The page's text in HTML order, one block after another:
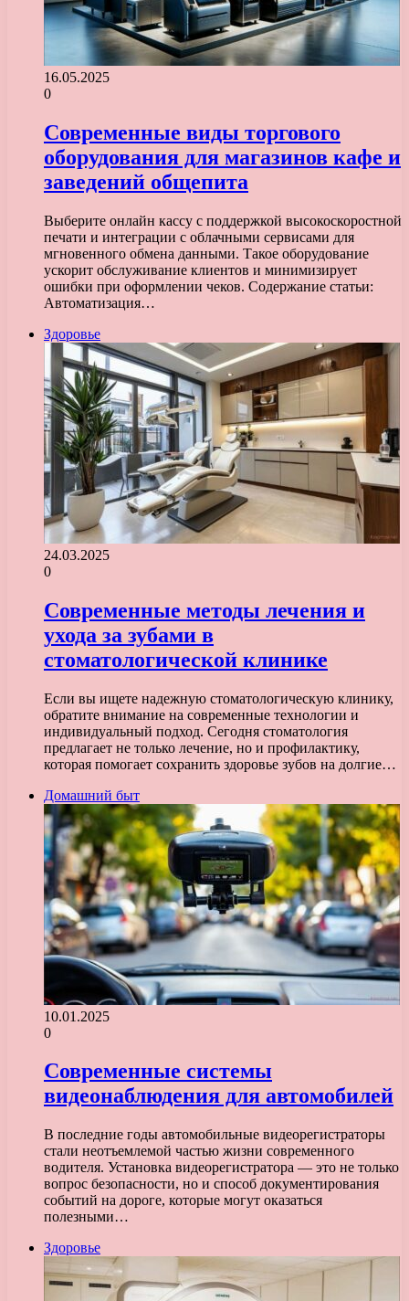
16.05.2025
0
Современные виды торгового
оборудования для магазинов кафе и
заведений общепита
Выберите онлайн кассу с поддержкой высокоскоростной
печати и интеграции с облачными сервисами для
мгновенного обмена данными. Такое оборудование
ускорит обслуживание клиентов и минимизирует
ошибки при оформлении чеков. Содержание статьи:
Автоматизация…
Здоровье
24.03.2025
0
Современные методы лечения и
ухода за зубами в
стоматологической клинике
Если вы ищете надежную стоматологическую клинику,
обратите внимание на современные технологии и
индивидуальный подход. Сегодня стоматология
предлагает не только лечение, но и профилактику,
которая помогает сохранить здоровье зубов на долгие…
Домашний быт
10.01.2025
0
Современные системы
видеонаблюдения для автомобилей
В последние годы автомобильные видеорегистраторы
стали неотъемлемой частью жизни современного
водителя. Установка видеорегистратора — это не только
вопрос безопасности, но и способ документирования
событий на дороге, которые могут оказаться
полезными…
Здоровье